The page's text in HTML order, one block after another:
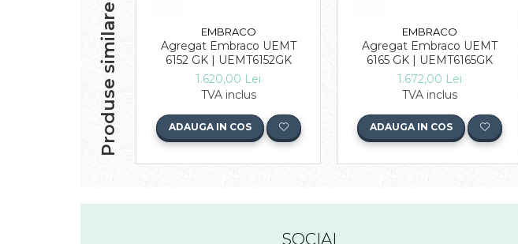
Produse similare EMBRACO
Agregat Embraco UEMT
6152 GK | UEMT6152GK
1.620,00 Lei
TVA inclus
ADAUGA IN COS
EMBRACO
Agregat Embraco UEMT
6165 GK | UEMT6165GK
1.672,00 Lei
TVA inclus
ADAUGA IN COS
SOCIAL